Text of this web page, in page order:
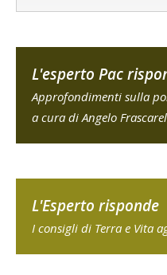
L'esperto Pac
Approfondimenti sulla
a cura di Angelo
L'Esperto risponde
I consigli di Terra e Vita